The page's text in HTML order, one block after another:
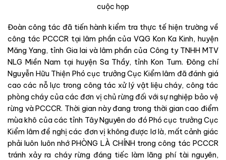
cuộc họp
Đoàn công tác đã tiến hành kiểm tra thực tế hiện trường về
công tác PCCCR tại lâm phần của VQG Kon Ka Kinh, huyện
Măng Yang, tỉnh Gia lai và lâm phần của Công ty TNHH MTV
NLG Miền Nam tại huyện Sa Thầy, tỉnh Kon Tum.Đông chí
Nguyễn Hữu Thiện Phó cục trưởngCục Kiểm lâm đãđánh giá
cao các nỗ lực trong công tác xử lý vật liệu cháy, công tác
phòng cháy của các đơn vị chủ rừng đối với sự nghiệp bảo vệ
rừng và PCCCR. Thời gian nàyđang trong thời giancao điểm
mùa khô của các tỉnh Tây Nguyên do đó Phó cục trưởngCục
Kiểm lâm đề nghịcác đơn vị không được lơ là, mất cảnh giác
phải luôn luôn nhớ PHÒNG LÀ CHÍNH trong công tác PCCCR
tránh xảy ra cháy rừng đáng tiếc làm lãng phí tài nguyên,